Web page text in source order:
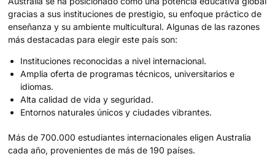
gracias a sus instituciones de prestigio, su enfoque práctico de
enseñanza y su ambiente multicultural. Algunas de las razones
más destacadas para elegir este país son:
Instituciones reconocidas a nivel internacional.
Amplia oferta de programas técnicos, universitarios e
idiomas.
Alta calidad de vida y seguridad.
Entornos naturales únicos y ciudades vibrantes.
Más de 700.000 estudiantes internacionales eligen Australia
cada año, provenientes de más de 190 países.